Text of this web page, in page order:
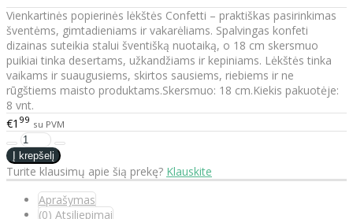
Vienkartinės popierinės lėkštės Confetti – praktiškas pasirinkimas
šventėms, gimtadieniams ir vakarėliams. Spalvingas konfeti
dizainas suteikia stalui šventišką nuotaiką, o 18 cm skersmuo
puikiai tinka desertams, užkandžiams ir kepiniams. Lėkštės tinka
vaikams ir suaugusiems, skirtos sausiems, riebiems ir ne
rūgštiems maisto produktams.Skersmuo: 18 cm.Kiekis pakuotėje:
8 vnt.
€1 99 su PVM
Turite klausimų apie šią prekę? Klauskite
Aprašymas
(0) Atsiliepimai